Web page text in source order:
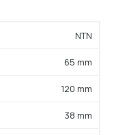
NTN
65 mm
120 mm
38 mm